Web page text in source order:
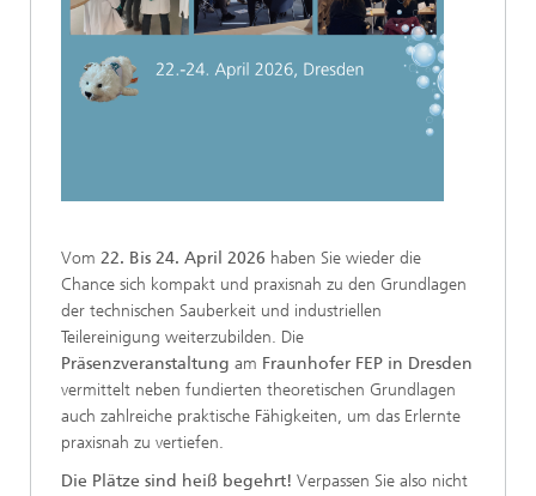
Vom 22. Bis 24. April 2026 haben Sie wieder die
Chance sich kompakt und praxisnah zu den Grundlagen
der technischen Sauberkeit und industriellen
Teilereinigung weiterzubilden. Die
Präsenzveranstaltung am Fraunhofer FEP in Dresden
vermittelt neben fundierten theoretischen Grundlagen
auch zahlreiche praktische Fähigkeiten, um das Erlernte
praxisnah zu vertiefen.
Die Plätze sind heiß begehrt! Verpassen Sie also nicht